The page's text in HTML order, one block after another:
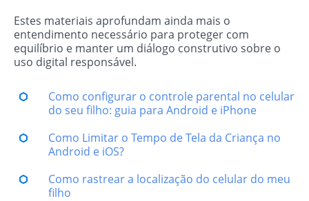
Estes materiais aprofundam ainda mais o
entendimento necessário para proteger com
equilíbrio e manter um diálogo construtivo sobre o
uso digital responsável.
Como configurar o controle parental no celular
do seu filho: guia para Android e iPhone
Como Limitar o Tempo de Tela da Criança no
Android e iOS?
Como rastrear a localização do celular do meu
filho